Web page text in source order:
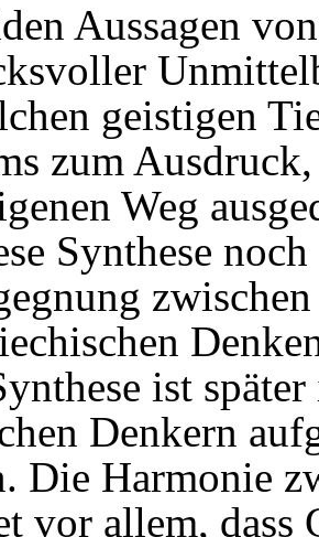
Aussagen
geistigen
zum
Weg
Synthese
ist
Denkern
Die Harmonie
vor allem,